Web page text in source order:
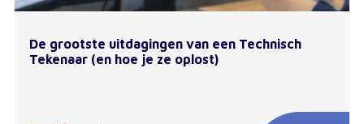
De grootste uitdagingen van een Technisch
Tekenaar (en hoe je ze oplost)